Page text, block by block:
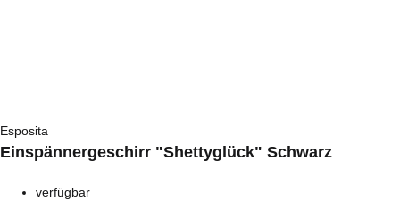
Esposita
Einspännergeschirr "Shettyglück" Schwarz
verfügbar